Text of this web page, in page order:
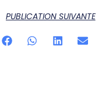
PUBLICATION SUIVANTE